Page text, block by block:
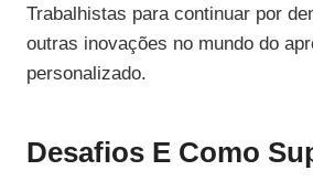
Trabalhistas para continuar por
outras inovações no mundo do
personalizado.
Desafios E Como